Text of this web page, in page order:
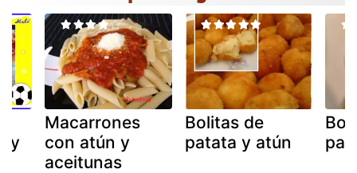
y
Macarrones
con atún y
aceitunas
Bolitas de
patata y atún